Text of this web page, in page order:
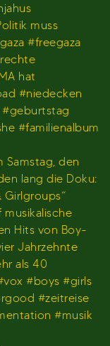
muss
#freegaza
hat
#niedecken
#familienalbum
Samstag, den
lang die Doku:
Girlgroups“
Hits von Boy-
Jahrzehnte
als 40
#boys #girls
#zeitreise
#musik